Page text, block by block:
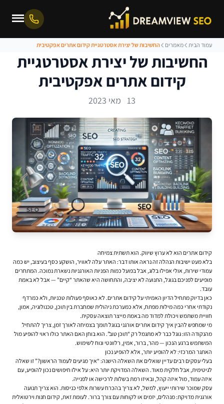
עמוד הבית מאמרים החשיבות של יצירת אסטרטגיית קידום אתרים אפקטיבית
החשיבות של יצירת אסטרטגיית
קידום אתרים אפקטיבית
13 מאי 2023
קידום אתרים הוא לא ערוץ שיווק. הוא תשתית צמיחה
בלא מעט ישיבות הנהלה זה נראה אותו דבר: האתר עלה לאוויר, הושקע כסף בעיצוב, יש כמה
עמודי שירות, אולי אפילו בלוג, אבל בפועל כמות הפניות האורגניות נשארת נמוכה. המתחרים
מופיעים לפניכם בגוגל, התנועה לא יציבה, והתחושה היא שהאתר “קיים” — אבל לא באמת
עובד.
כאן בדיוק מתחיל הדיון האמיתי על קידום אתרים. לא כאוסף פעולות טכניות, ולא כמרדף
נקודתי אחרי כמה מילות מפתח, אלא כמערכת ניהולית שמחברת בין תוכן, טכנולוגיה, אמון,
חוויית משתמש ויכולת למדוד מה באמת מייצר תוצאה עסקית.
מי שמחפש להבין איך קידום אתרים אורגני בגוגלתומך בצמיחה לאורך זמן, צריך להתחיל
מהנקודה הזו: גוגל כבר לא מתגמל רק “תוכן טוב”. הוא בוחן האם האתר כולו ראוי להופיע מול
המשתמש ברגע הנכון — מהר, ברור, אמין, רלוונטי ונוח לשימוש.
האתגר המרכזי: לא להופיע יותר, אלא להופיע נכון
בעלי עסקים רבים עדיין שואלים את השאלה הישנה: “איך מגיעים לעמוד הראשון?” זו שאלה
לגיטימית, אבל חלקית מאוד. השאלה המדויקת יותר היא: על אילו חיפושים נכון להופיע, עם
איזה עמוד, מול איזה קהל, ובאיזו רמת בשלות לרכישה או לפנייה.
עסק שמוכר שירותי ייעוץ, למשל, לא צריך בהכרח עשרות אלפי כניסות. הוא צריך תנועה
אורגנית מדויקת: מנהלים, יזמים או לקוחות עם צורך ברור. לעומת זאת, קידום חנות וירטואלית